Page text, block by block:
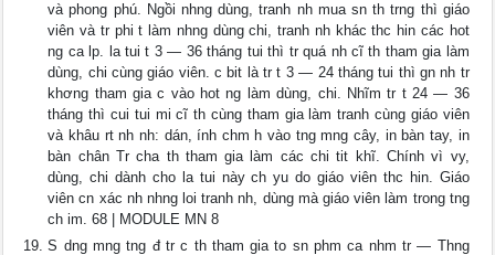
và phong phú. Ngồi nhng dùng, tranh nh mua sn th trng thì giáo
viên và tr phi t làm nhng dùng chi, tranh nh khác thc hin các hot
ng ca lp. la tui t 3 — 36 tháng tui thì tr quá nh cĩ th tham gia làm
dùng, chi cùng giáo viên. c bit là tr t 3 — 24 tháng tui thì gn nh tr
khơng tham gia c vào hot ng làm dùng, chi. Nhĩm tr t 24 — 36
tháng thì cui tui mi cĩ th cùng tham gia làm tranh cùng giáo viên
và khâu rt nh nh: dán, ính chm h vào tng mng cây, in bàn tay, in
bàn chân Tr cha th tham gia làm các chi tit khĩ. Chính vì vy,
dùng, chi dành cho la tui này ch yu do giáo viên thc hin. Giáo
viên cn xác nh nhng loi tranh nh, dùng mà giáo viên làm trong tng
ch im. 68 | MODULE MN 8
S dng mng tng đ tr c th tham gia to sn phm ca nhm tr — Thng